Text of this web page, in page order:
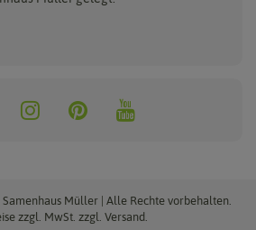
Exotische Samen
Rasensamen
Pflanzgut
ReNatura Vogelwelt
Müller | Alle Rechte vorbehalten.
zzgl. MwSt. zzgl. Versand.